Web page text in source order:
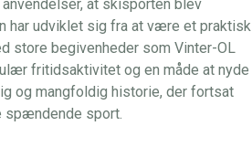
at skisporten blev
har udviklet sig fra at være et praktisk
store begivenheder som Vinter-OL
fritidsaktivitet og en måde at nyde
og mangfoldig historie, der fortsat
spændende sport.